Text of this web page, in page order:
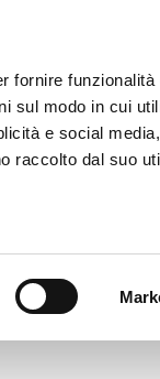
fornire
sul modo in cui
e social
raccolto dal suo